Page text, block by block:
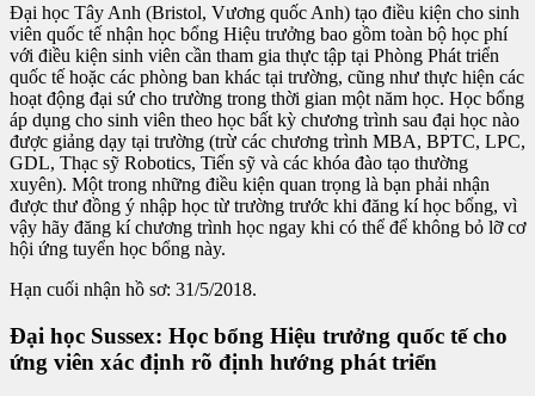
Đại học Tây Anh (Bristol, Vương quốc Anh) tạo điều kiện cho sinh
viên quốc tế nhận học bổng Hiệu trưởng bao gồm toàn bộ học phí
với điều kiện sinh viên cần tham gia thực tập tại Phòng Phát triển
quốc tế hoặc các phòng ban khác tại trường, cũng như thực hiện các
hoạt động đại sứ cho trường trong thời gian một năm học. Học bổng
áp dụng cho sinh viên theo học bất kỳ chương trình sau đại học nào
được giảng dạy tại trường (trừ các chương trình MBA, BPTC, LPC,
GDL, Thạc sỹ Robotics, Tiến sỹ và các khóa đào tạo thường
xuyên). Một trong những điều kiện quan trọng là bạn phải nhận
được thư đồng ý nhập học từ trường trước khi đăng kí học bổng, vì
vậy hãy đăng kí chương trình học ngay khi có thể để không bỏ lỡ cơ
hội ứng tuyển học bổng này.
Hạn cuối nhận hồ sơ: 31/5/2018.
Đại học Sussex: Học bổng Hiệu trưởng quốc tế cho
ứng viên xác định rõ định hướng phát triển